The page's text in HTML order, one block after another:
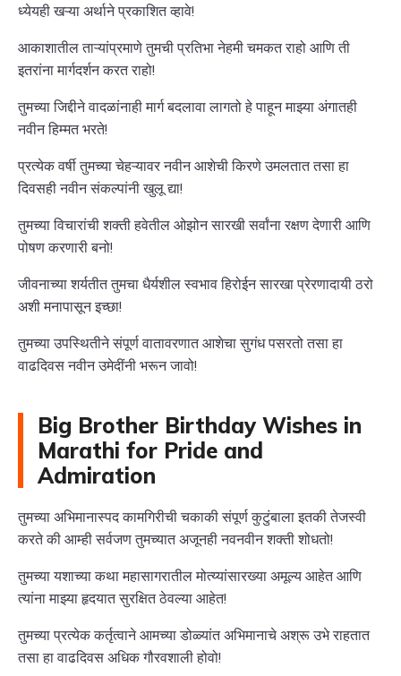
ध्येयही खऱ्या अर्थाने प्रकाशित व्हावे!
आकाशातील ताऱ्यांप्रमाणे तुमची प्रतिभा नेहमी चमकत राहो आणि ती
इतरांना मार्गदर्शन करत राहो!
तुमच्या जिद्दीने वादळांनाही मार्ग बदलावा लागतो हे पाहून माझ्या अंगातही
नवीन हिम्मत भरते!
प्रत्येक वर्षी तुमच्या चेहऱ्यावर नवीन आशेची किरणे उमलतात तसा हा
दिवसही नवीन संकल्पांनी खुलू द्या!
तुमच्या विचारांची शक्ती हवेतील ओझोन सारखी सर्वांना रक्षण देणारी आणि
पोषण करणारी बनो!
जीवनाच्या शर्यतीत तुमचा धैर्यशील स्वभाव हिरोईन सारखा प्रेरणादायी ठरो
अशी मनापासून इच्छा!
तुमच्या उपस्थितीने संपूर्ण वातावरणात आशेचा सुगंध पसरतो तसा हा
वाढदिवस नवीन उमेदींनी भरून जावो!
Big Brother Birthday Wishes in
Marathi for Pride and
Admiration
तुमच्या अभिमानास्पद कामगिरीची चकाकी संपूर्ण कुटुंबाला इतकी तेजस्वी
करते की आम्ही सर्वजण तुमच्यात अजूनही नवनवीन शक्ती शोधतो!
तुमच्या यशाच्या कथा महासागरातील मोत्य्यांसारख्या अमूल्य आहेत आणि
त्यांना माझ्या हृदयात सुरक्षित ठेवल्या आहेत!
तुमच्या प्रत्येक कर्तृत्वाने आमच्या डोळ्यांत अभिमानाचे अश्रू उभे राहतात
तसा हा वाढदिवस अधिक गौरवशाली होवो!